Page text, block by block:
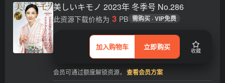
美しいキモノ 2023年 冬季号 No.286
加入购物车 立即购买 收藏
此资源下载价格为 3 PB 需购买 · VIP免费
会员可通过额度解锁资源， 查看会员方案